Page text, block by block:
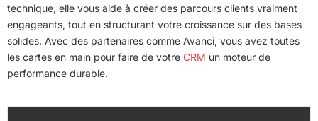
technique, elle vous aide à créer des parcours clients vraiment
engageants, tout en structurant votre croissance sur des bases
solides. Avec des partenaires comme Avanci, vous avez toutes
les cartes en main pour faire de votre CRM un moteur de
performance durable.